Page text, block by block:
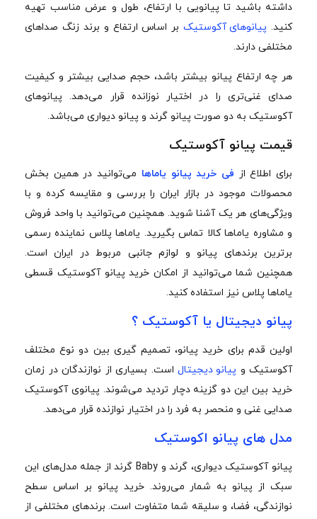
داشته باشید تا پیانویی با ارتفاع، طول و عرض مناسب تهیه
کنید. پیانوهای آکوستیکبر اساس ارتفاع و برند زنگ صداهای
مختلفی دارند.
هر چه ارتفاع پیانو بیشتر باشد، حجم صدایی بیشتر و کیفیت
صدای غنی‌تری را در اختیار نوزانده قرار می‌دهد. پیانوهای
آکوستیک به دو صورت پیانو گرند و پیانو دیواری می‌باشد.
قیمت پیانو آکوستیک
برای اطلاع از فی خرید پیانو یاماها می‌توانید در همین بخش
محصولات موجود در بازار ایران را بررسی و مقایسه کرده و با
ویژگی‌های هر یک آشنا شوید. همچنین می‌توانید با واحد فروش
و مشاوره یاماها کالا تماس بگیرید. یاماها پلاس نماینده رسمی
برترین برندهای پیانو و لوازم جانبی مربوط در ایران است.
همچنین شما می‌توانید از امکان خرید پیانو آکوستیک قسطی
یاماها پلاس نیز استفاده کنید.
پیانو دیجیتال یا آکوستیک ؟
اولین قدم برای خرید پیانو، تصمیم گیری بین دو نوع مختلف
آکوستیک و پیانو دیجیتال است. بسیاری از نوازندگان در زمان
خرید بین این دو گزینه دچار تردید می‌شوند. پیانوی آکوستیک
صدایی غنی و منحصر به فرد را در اختیار نوازنده قرار می‌دهد.
مدل های پیانو اکوستیک
پیانو آکوستیک دیواری، گرند و Baby گرند از جمله مدل‌های این
سبک از پیانو به شمار می‌روند. خرید پیانو بر اساس سطح
نوازندگی، فضا، و سلیقه شما متفاوت است. برندهای مختلفی از